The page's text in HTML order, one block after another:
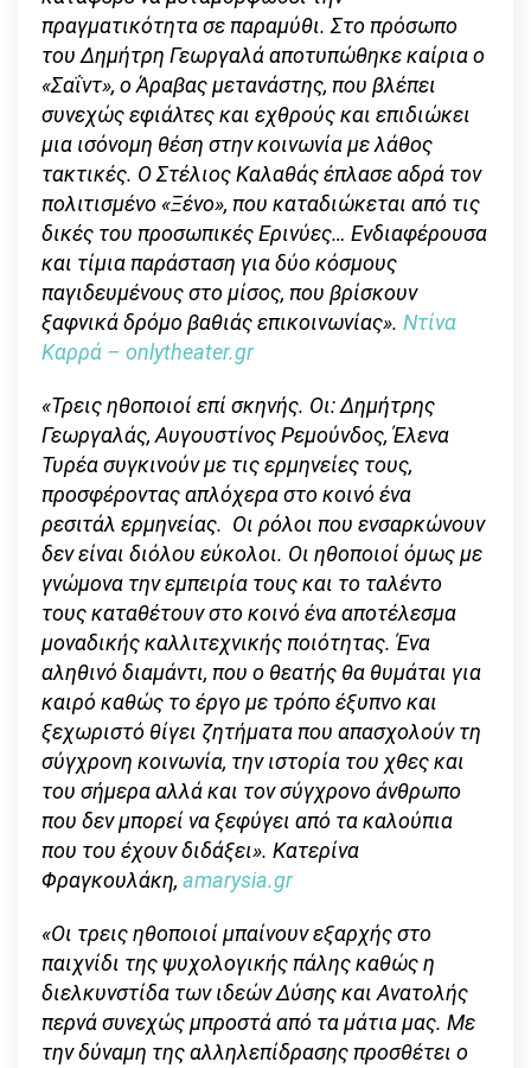
πραγματικότητα σε παραμύθι. Στο πρόσωπο
του Δημήτρη Γεωργαλά αποτυπώθηκε καίρια ο
«Σαΐντ», ο Άραβας μετανάστης, που βλέπει
συνεχώς εφιάλτες και εχθρούς και επιδιώκει
μια ισόνομη θέση στην κοινωνία με λάθος
τακτικές. Ο Στέλιος Καλαθάς έπλασε αδρά τον
πολιτισμένο «Ξένο», που καταδιώκεται από τις
δικές του προσωπικές Ερινύες… Ενδιαφέρουσα
και τίμια παράσταση για δύο κόσμους
παγιδευμένους στο μίσος, που βρίσκουν
ξαφνικά δρόμο βαθιάς επικοινωνίας». Ντίνα
Καρρά – onlytheater.gr
«Τρεις ηθοποιοί επί σκηνής. Οι: Δημήτρης
Γεωργαλάς, Αυγουστίνος Ρεμούνδος, Έλενα
Τυρέα συγκινούν με τις ερμηνείες τους,
προσφέροντας απλόχερα στο κοινό ένα
ρεσιτάλ ερμηνείας. Οι ρόλοι που ενσαρκώνουν
δεν είναι διόλου εύκολοι. Οι ηθοποιοί όμως με
γνώμονα την εμπειρία τους και το ταλέντο
τους καταθέτουν στο κοινό ένα αποτέλεσμα
μοναδικής καλλιτεχνικής ποιότητας. Ένα
αληθινό διαμάντι, που ο θεατής θα θυμάται για
καιρό καθώς το έργο με τρόπο έξυπνο και
ξεχωριστό θίγει ζητήματα που απασχολούν τη
σύγχρονη κοινωνία, την ιστορία του χθες και
του σήμερα αλλά και τον σύγχρονο άνθρωπο
που δεν μπορεί να ξεφύγει από τα καλούπια
που του έχουν διδάξει». Κατερίνα
Φραγκουλάκη, amarysia.gr
«Οι τρεις ηθοποιοί μπαίνουν εξαρχής στο
παιχνίδι της ψυχολογικής πάλης καθώς η
διελκυνστίδα των ιδεών Δύσης και Ανατολής
περνά συνεχώς μπροστά από τα μάτια μας. Με
την δύναμη της αλληλεπίδρασης προσθέτει ο